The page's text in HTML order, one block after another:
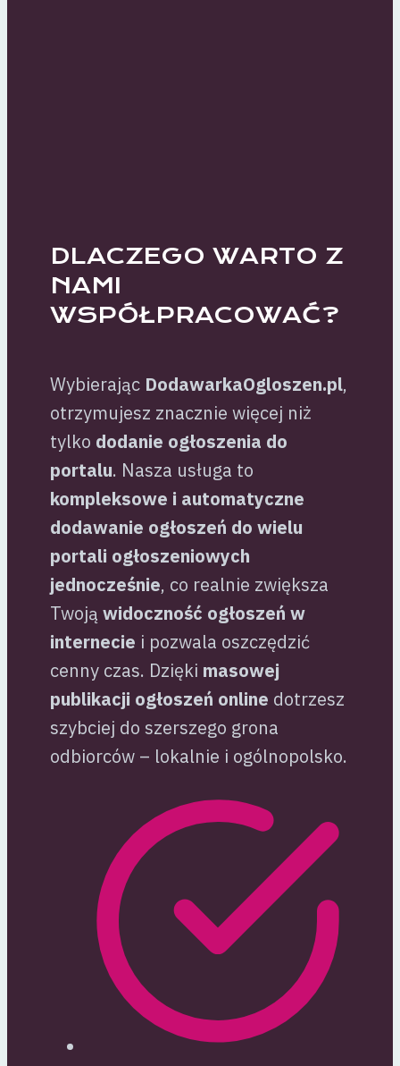
DLACZEGO WARTO Z
NAMI
WSPÓŁPRACOWAĆ?
Wybierając DodawarkaOgloszen.pl,
otrzymujesz znacznie więcej niż
tylko dodanie ogłoszenia do
portalu. Nasza usługa to
kompleksowe i automatyczne
dodawanie ogłoszeń do wielu
portali ogłoszeniowych
jednocześnie, co realnie zwiększa
Twoją widoczność ogłoszeń w
internecie i pozwala oszczędzić
cenny czas. Dzięki masowej
publikacji ogłoszeń online dotrzesz
szybciej do szerszego grona
odbiorców – lokalnie i ogólnopolsko.